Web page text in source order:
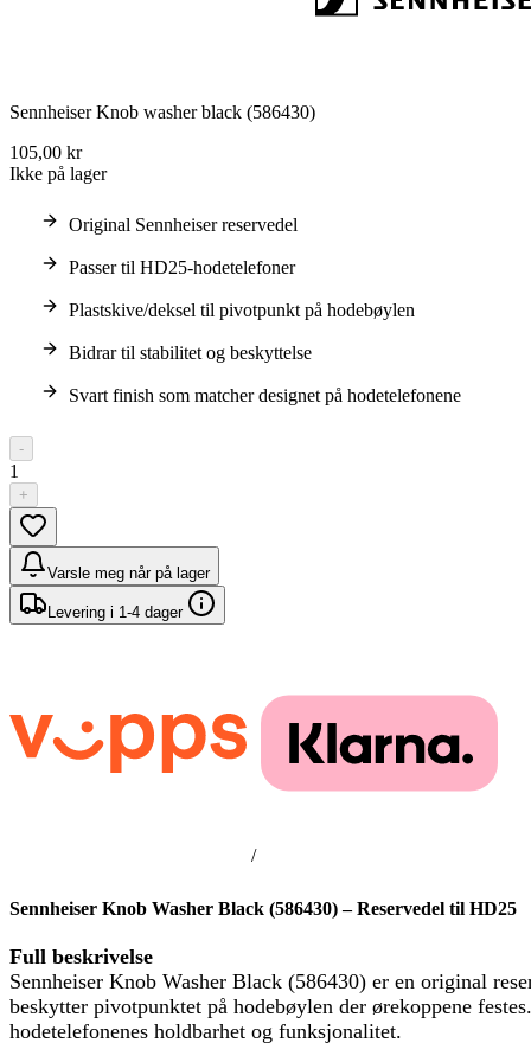
Sennheiser Knob washer black (586430)
105,00 kr
Ikke på lager
Original Sennheiser reservedel
Passer til HD25-hodetelefoner
Plastskive/deksel til pivotpunkt på hodebøylen
Bidrar til stabilitet og beskyttelse
Svart finish som matcher designet på hodetelefonene
-
1
+
Varsle meg når på lager
Levering i 1-4 dager
/
Sennheiser Knob Washer Black (586430) – Reservedel til HD25
Full beskrivelse
Sennheiser Knob Washer Black (586430) er en original
beskytter pivotpunktet på hodebøylen der ørekoppene
hodetelefonenes holdbarhet og funksjonalitet.